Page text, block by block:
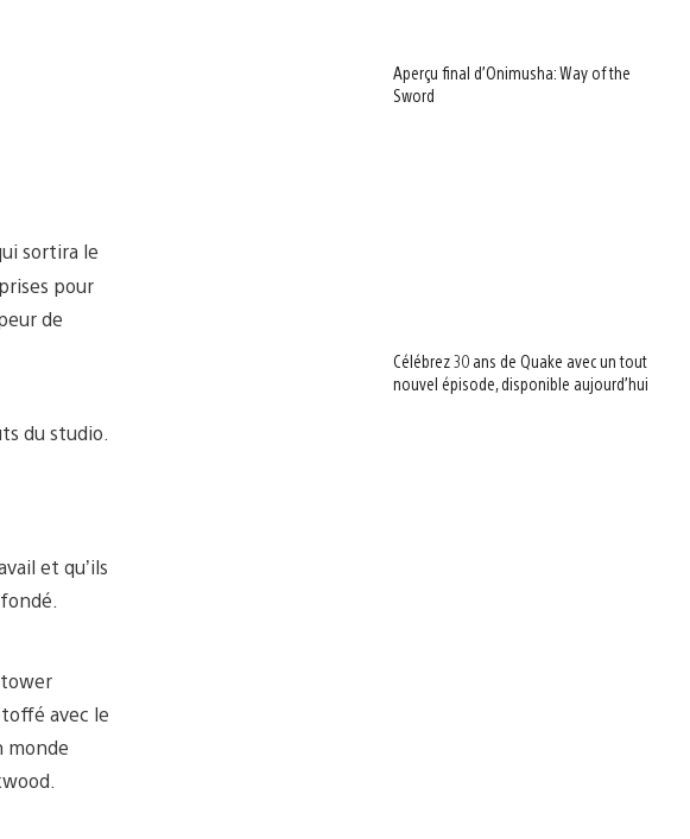
sortira le
pour
de
du studio.
et qu’ils
tower
avec le
monde
Aperçu final d’Onimusha: Way of the
Sword
Célébrez 30 ans de Quake avec un tout
nouvel épisode, disponible aujourd’hui